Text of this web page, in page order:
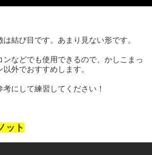
は結び目です。あまり見ない形です。
ンなどでも使用できるので、かしこまっ
外でおすすめします。
にして練習してください！
ット